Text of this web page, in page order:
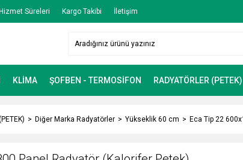
Süreleri Kargo Takibi İletişim
KLİMA ŞOFBEN - TERMOSİFON RADYATÖRLER (PETEK)
Diğer Marka Radyatörler Yükseklik 60 cm Eca Tip 22